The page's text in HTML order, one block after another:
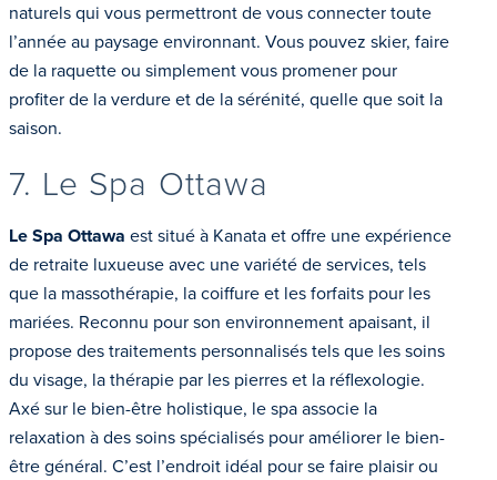
naturels qui vous permettront de vous connecter toute
l’année au paysage environnant. Vous pouvez skier, faire
de la raquette ou simplement vous promener pour
profiter de la verdure et de la sérénité, quelle que soit la
saison.
7. Le Spa Ottawa
Le Spa Ottawa est situé à Kanata et offre une expérience
de retraite luxueuse avec une variété de services, tels
que la massothérapie, la coiffure et les forfaits pour les
mariées. Reconnu pour son environnement apaisant, il
propose des traitements personnalisés tels que les soins
du visage, la thérapie par les pierres et la réflexologie.
Axé sur le bien-être holistique, le spa associe la
relaxation à des soins spécialisés pour améliorer le bien-
être général. C’est l’endroit idéal pour se faire plaisir ou